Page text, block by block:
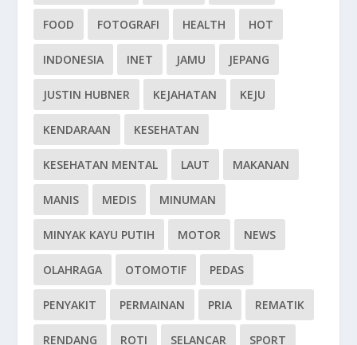
FOOD FOTOGRAFI HEALTH HOT
INDONESIA INET JAMU JEPANG
JUSTIN HUBNER KEJAHATAN KEJU
KENDARAAN KESEHATAN
KESEHATAN MENTAL LAUT MAKANAN
MANIS MEDIS MINUMAN
MINYAK KAYU PUTIH MOTOR NEWS
OLAHRAGA OTOMOTIF PEDAS
PENYAKIT PERMAINAN PRIA REMATIK
RENDANG ROTI SELANCAR SPORT